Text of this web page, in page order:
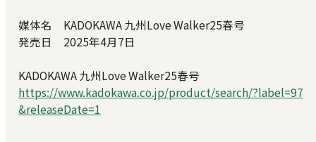
媒体名 KADOKAWA 九州Love Walker25春号
発売日 2025年4月7日
KADOKAWA 九州Love Walker25春号
https://www.kadokawa.co.jp/product/search/?label=97
&releaseDate=1